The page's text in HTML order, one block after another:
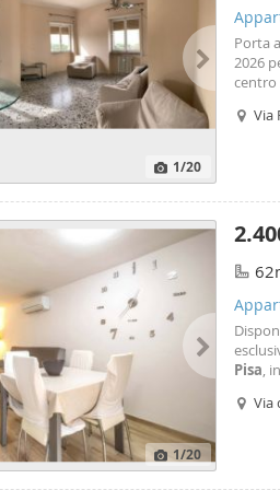
1/20
Porta
2026
centro
Via
1/20
Pisa,
Via